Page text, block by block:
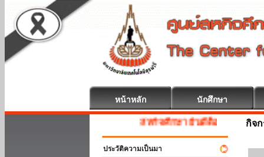
หน้าหลัก นักศึกษา
สหกิจศึกษา ยินดีต้อนรับ
ประวัติความเป็นมา
กิจ